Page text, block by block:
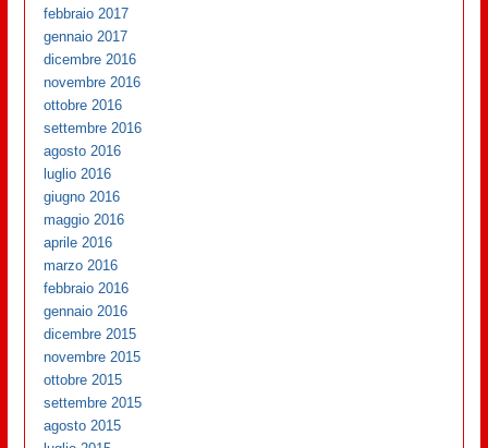
febbraio 2017
gennaio 2017
dicembre 2016
novembre 2016
ottobre 2016
settembre 2016
agosto 2016
luglio 2016
giugno 2016
maggio 2016
aprile 2016
marzo 2016
febbraio 2016
gennaio 2016
dicembre 2015
novembre 2015
ottobre 2015
settembre 2015
agosto 2015